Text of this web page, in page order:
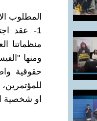
المطلوب
منظماتنا
ومنها
حقوقية
او شخصية